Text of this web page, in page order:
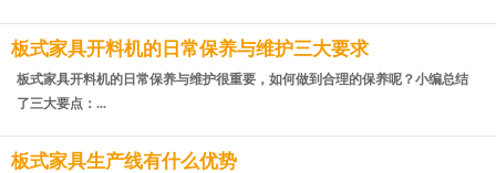
板式家具开料机的日常保养与维护三大要求
板式家具开料机的日常保养与维护很重要，如何做到合理的保养呢？小编总结
了三大要点：...
板式家具生产线有什么优势